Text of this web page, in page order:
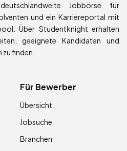
Jobbörse für
und ein Karriereportal mit
Über Studentknight erhalten
geeignete Kandidaten und
finden.
Für Bewerber
Übersicht
Jobsuche
Branchen